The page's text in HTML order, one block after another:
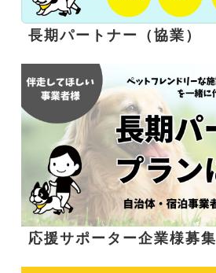
長期パートナー（協業）
応援サポーター企業様募集